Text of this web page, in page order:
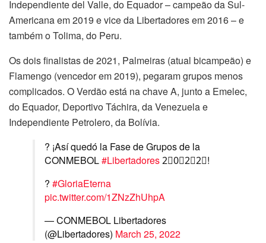
Independiente del Valle, do Equador – campeão da Sul-
Americana em 2019 e vice da Libertadores em 2016 – e
também o Tolima, do Peru.
Os dois finalistas de 2021, Palmeiras (atual bicampeão) e
Flamengo (vencedor em 2019), pegaram grupos menos
complicados. O Verdão está na chave A, junto a Emelec,
do Equador, Deportivo Táchira, da Venezuela e
Independiente Petrolero, da Bolívia.
? ¡Así quedó la Fase de Grupos de la
CONMEBOL#Libertadores2⃣0⃣2⃣2⃣!
? #GloriaEterna
pic.twitter.com/1ZNzZhUhpA
— CONMEBOL Libertadores
(@Libertadores) March 25, 2022